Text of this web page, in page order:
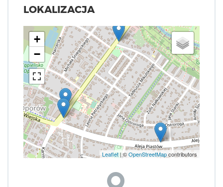
LOKALIZACJA
+
−
Leaflet| ©OpenStreetMapcontributors